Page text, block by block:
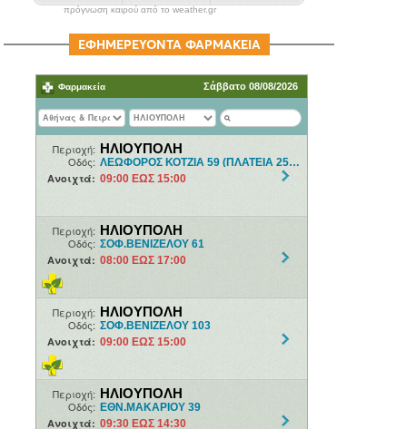
πρόγνωση καιρού από το weather.gr
ΕΦΗΜΕΡΕΥΟΝΤΑ ΦΑΡΜΑΚΕΙΑ